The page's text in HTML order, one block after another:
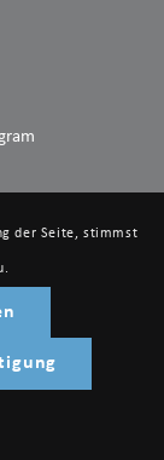
der Seite, stimmst